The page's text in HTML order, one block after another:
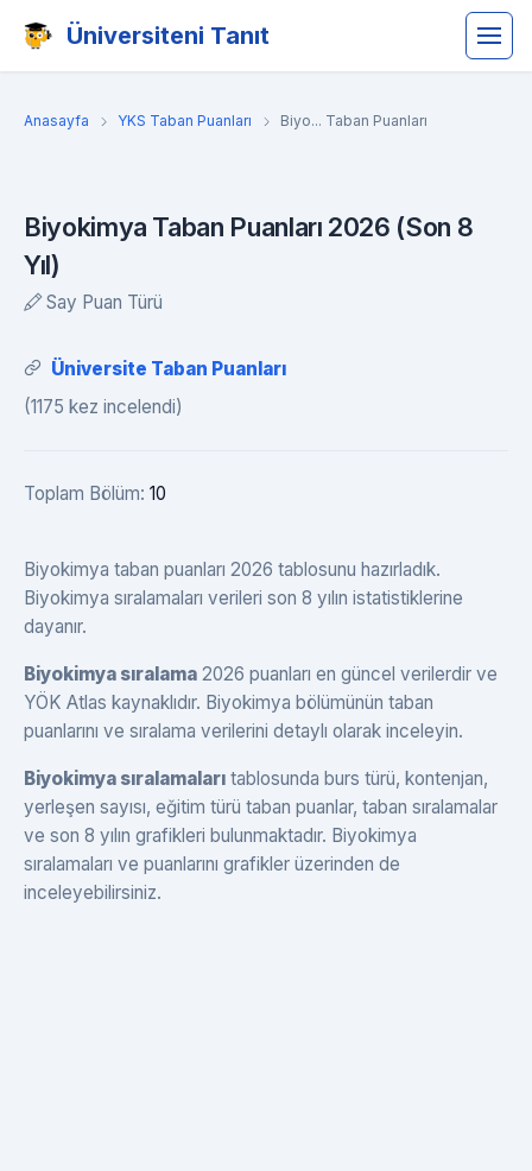
Üniversiteni Tanıt
Anasayfa YKS Taban Puanları Biyo... Taban Puanları
Biyokimya Taban Puanları 2026 (Son 8
Yıl)
Say Puan Türü
Üniversite Taban Puanları
(1175 kez incelendi)
Toplam Bölüm: 10
Biyokimya taban puanları 2026 tablosunu hazırladık.
Biyokimya sıralamaları verileri son 8 yılın istatistiklerine
dayanır.
Biyokimya sıralama 2026 puanları en güncel verilerdir ve
YÖK Atlas kaynaklıdır. Biyokimya bölümünün taban
puanlarını ve sıralama verilerini detaylı olarak inceleyin.
Biyokimya sıralamaları tablosunda burs türü, kontenjan,
yerleşen sayısı, eğitim türü taban puanlar, taban sıralamalar
ve son 8 yılın grafikleri bulunmaktadır. Biyokimya
sıralamaları ve puanlarını grafikler üzerinden de
inceleyebilirsiniz.